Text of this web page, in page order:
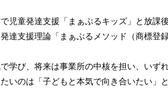
児童発達支援「まぁぶるキッズ」と放
達支援理論「まぁぶるメソッド（商標登
学び、将来は事業所の中核を担い、い
いのは「子どもと本気で向き合いたい」